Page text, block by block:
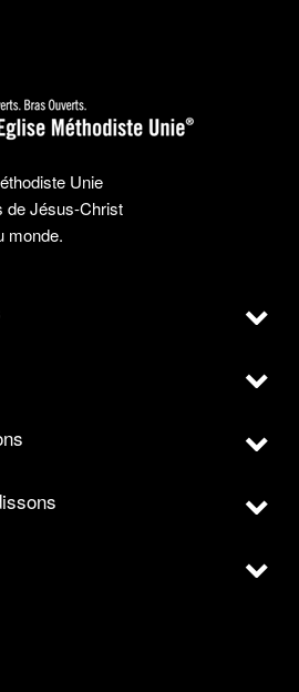
Unie
de Jésus-Christ
monde.